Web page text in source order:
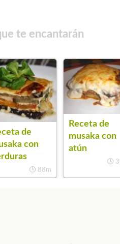
te encantarán
de
con
88m
Receta de
musaka con
atún